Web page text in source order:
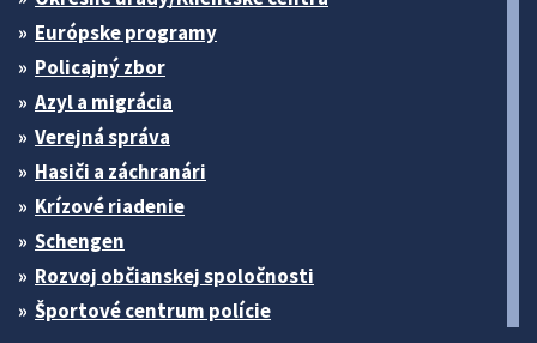
Európske programy
Policajný zbor
Azyl a migrácia
Verejná správa
Hasiči a záchranári
Krízové riadenie
Schengen
Rozvoj občianskej spoločnosti
Športové centrum polície